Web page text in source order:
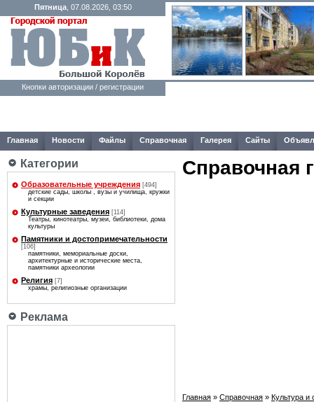
Пятница, 07.08.2026, 03:50
Кнопки авторизации / регистрации
Главная Новости Файлы Справочная Галерея Сайты
Категории
Образовательные учреждения [494]
детские сады, школы , вузы и училища, кружки
и секции
Культурные заведения [114]
Театры, кинотеатры, музеи, библиотеки, дома
культуры
Памятники и достопримечательности
[106]
памятники, мемориальные доски,
архитектурные и исторические места,
памятники археологии
Религия [7]
храмы, религиозные организации
Реклама
Справочная
Главная » Справочная » Культура и